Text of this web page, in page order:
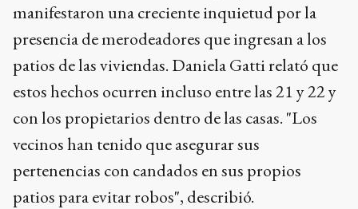
manifestaron una creciente inquietud por la
presencia de merodeadores que ingresan a los
patios de las viviendas. Daniela Gatti relató que
estos hechos ocurren incluso entre las 21 y 22 y
con los propietarios dentro de las casas. "Los
vecinos han tenido que asegurar sus
pertenencias con candados en sus propios
patios para evitar robos", describió.